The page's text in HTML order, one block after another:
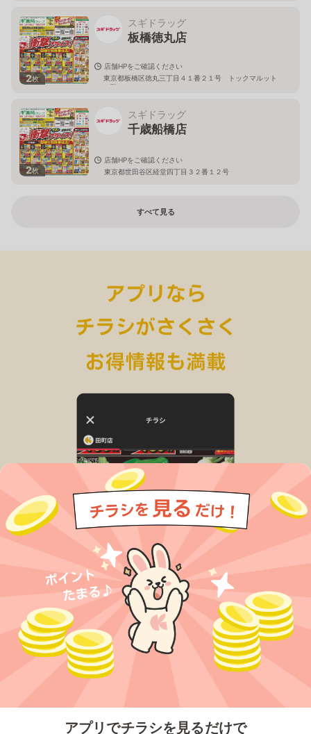
アプリでチラシを見るだけで
2枚
スギドラッグ
板橋徳丸店
店舗HPをご確認ください
東京都板橋区徳丸三丁目４１番２１号 トックマルット
１階
2枚
スギドラッグ
千歳船橋店
店舗HPをご確認ください
東京都世田谷区経堂四丁目３２番１２号
すべて見る